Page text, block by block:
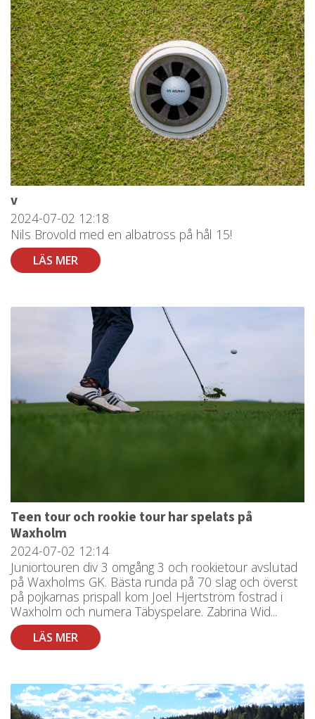
v
2024-07-02 12:18
Nils Brovold med en albatross på hål 15!
LÄS MER
Teen tour och rookie tour har spelats på
Waxholm
2024-07-02 12:14
Juniortouren div 3 omgång 3 och rookietour avslutad
på Waxholms GK. Bästa runda på 70 slag och överst
på pojkarnas prispall kom Joel Hjertström fostrad i
Waxholm och numera Täbyspelare. Zabrina Wid...
LÄS MER